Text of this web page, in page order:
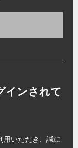
インされて
用いただき、誠に